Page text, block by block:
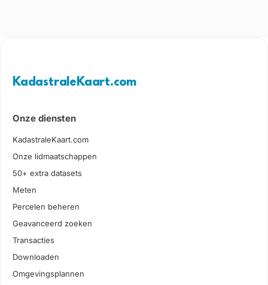
KadastraleKaart.com
Onze diensten
KadastraleKaart.com
Onze lidmaatschappen
50+ extra datasets
Meten
Percelen beheren
Geavanceerd zoeken
Transacties
Downloaden
Omgevingsplannen